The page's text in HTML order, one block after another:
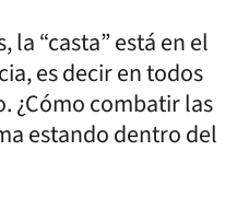
la “casta” está en el
es decir en todos
¿Cómo combatir las
estando dentro del